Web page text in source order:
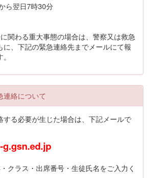
ら翌日7時30分
関わる重大事態の場合は、警察又は救急
に、下記の緊急連絡先までメールにて報
連絡について
する必要が生じた場合は、下記メールで
g.gsn.ed.jp
クラス・出席番号・生徒氏名をご入力く